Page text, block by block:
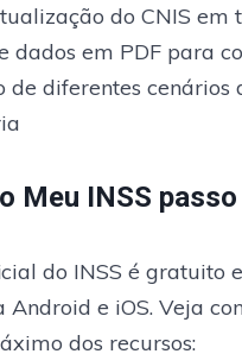
do CNIS em
dados em PDF para
de diferentes cenários
Meu INSS
do INSS é gratuito
e iOS. Veja
dos recursos: